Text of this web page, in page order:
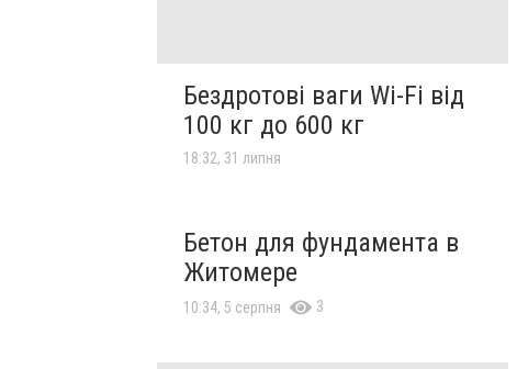
Бездротові ваги Wi-Fi від
100 кг до 600 кг
18:32, 31 липня
Бетон для фундамента в
Житомере
10:34, 5 серпня 3